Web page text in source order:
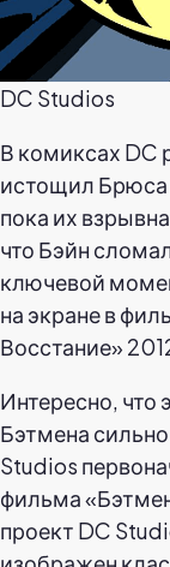
DC Studios
В комиксах DC
истощил Брюса
пока их
что Бэйн
ключевой
на экране в
Восстание»
Интересно, что
Бэтмена сильно
Studios
фильма
проект DC